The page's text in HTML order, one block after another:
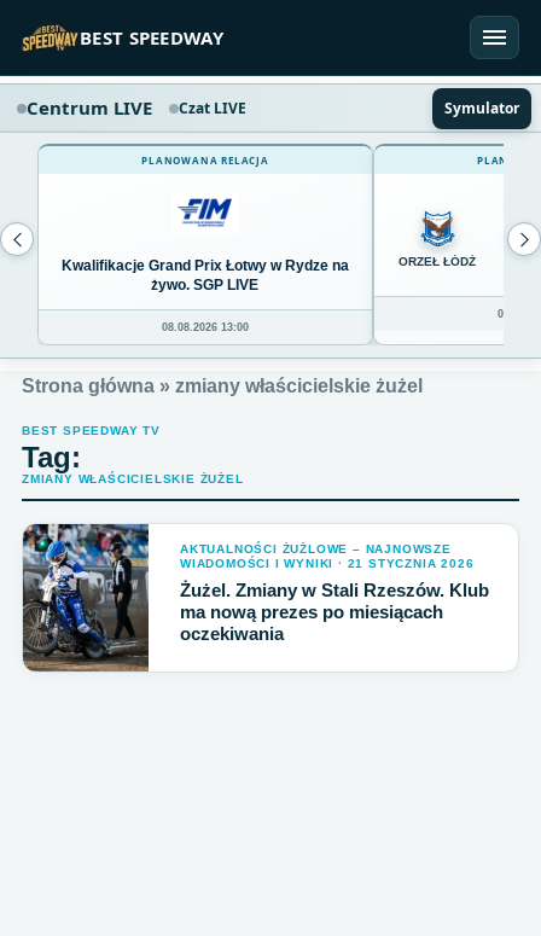
BEST SPEEDWAY
Centrum LIVE Czat LIVE Symulator
PLANOWANA RELACJA
Kwalifikacje Grand Prix Łotwy w Rydze na
żywo. SGP LIVE
08.08.2026 13:00
ORZEŁ ŁÓDŹ
0
Strona główna » zmiany właścicielskie żużel
BEST SPEEDWAY TV
Tag:
ZMIANY WŁAŚCICIELSKIE ŻUŻEL
AKTUALNOŚCI ŻUŻLOWE – NAJNOWSZE
WIADOMOŚCI I WYNIKI · 21 STYCZNIA 2026
Żużel. Zmiany w Stali Rzeszów. Klub
ma nową prezes po miesiącach
oczekiwania